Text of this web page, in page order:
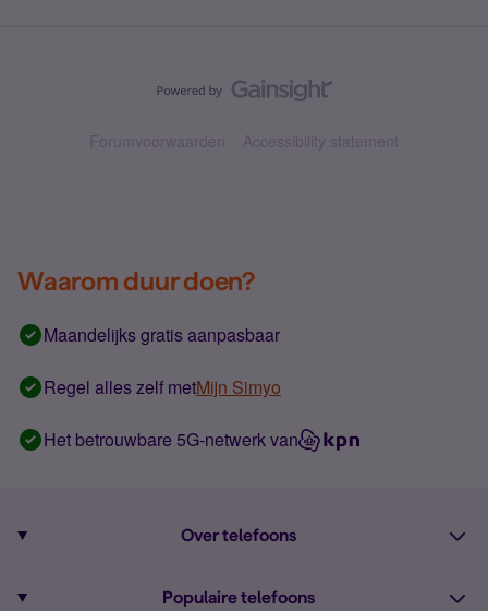
Forumvoorwaarden Accessibility statement
Waarom duur doen?
Maandelijks gratis aanpasbaar
Regel alles zelf metMijn Simyo
Het betrouwbare 5G-netwerk van
Over telefoons
Populaire telefoons